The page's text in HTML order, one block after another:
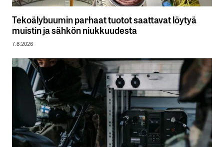
Tekoälybuumin parhaat tuotot saattavat löytyä
muistin ja sähkön niukkuudesta
7.8.2026